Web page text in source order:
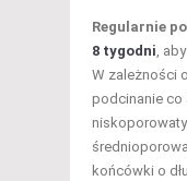
Regularnie
8 tygodni,
W zależności
podcinanie co
końcówki o